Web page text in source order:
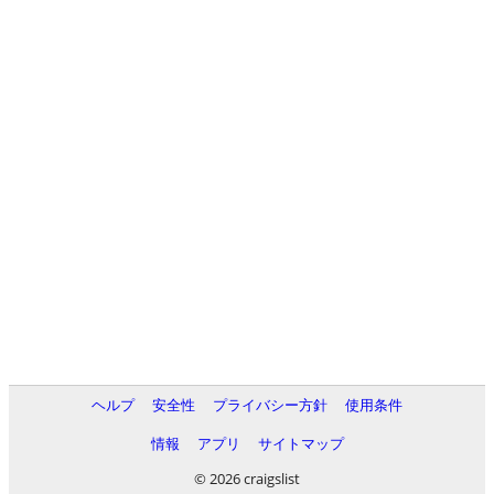
ヘルプ 安全性 プライバシー方針
使用条件
情報
アプリ
サイトマップ
© 2026 craigslist